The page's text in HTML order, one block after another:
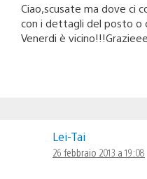
Ciao,scusate ma dove ci
con i dettagli del posto o
Venerdi è
Lei-Tai
26 febbraio 2013 a 19:08